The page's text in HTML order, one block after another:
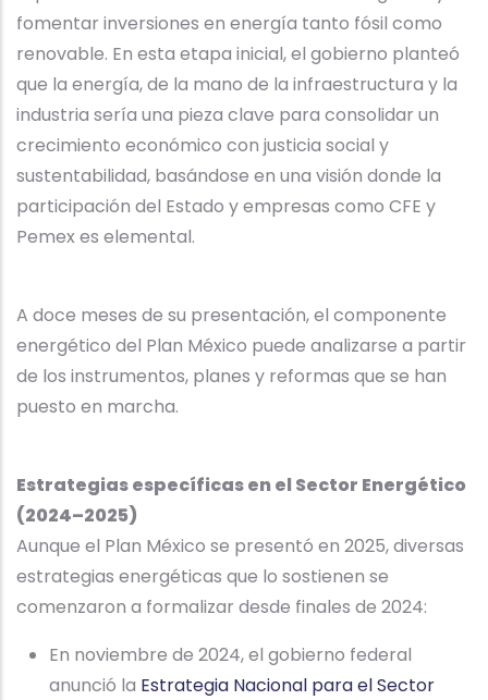
fomentar inversiones en energía tanto fósil como
renovable. En esta etapa inicial, el gobierno planteó
que la energía, de la mano de la infraestructura y la
industria sería una pieza clave para consolidar un
crecimiento económico con justicia social y
sustentabilidad, basándose en una visión donde la
participación del Estado y empresas como CFE y
Pemex es elemental.
A doce meses de su presentación, el componente
energético del Plan México puede analizarse a partir
de los instrumentos, planes y reformas que se han
puesto en marcha.
Estrategias específicas en el Sector Energético
(2024–2025)
Aunque el Plan México se presentó en 2025, diversas
estrategias energéticas que lo sostienen se
comenzaron a formalizar desde finales de 2024:
En noviembre de 2024, el gobierno federal
anunció la Estrategia Nacional para el Sector